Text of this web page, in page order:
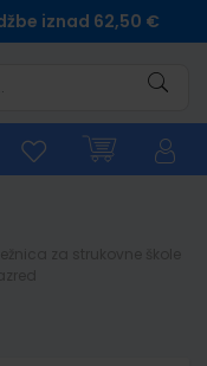
iznad 62,50 €